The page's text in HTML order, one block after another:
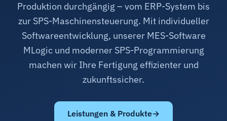
Produktion durchgängig – vom ERP-System bis
zur SPS-Maschinensteuerung. Mit individueller
Softwareentwicklung, unserer MES-Software
MLogic und moderner SPS-Programmierung
machen wir Ihre Fertigung effizienter und
zukunftssicher.
Leistungen & Produkte